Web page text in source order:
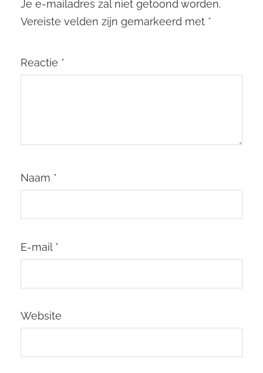
Je e-mailadres zal niet getoond worden.
Vereiste velden zijn gemarkeerd met *
Reactie *
Naam *
E-mail *
Website